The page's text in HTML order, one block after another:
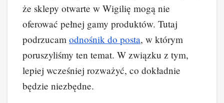
że sklepy otwarte w Wigilię mogą nie
oferować pełnej gamy produktów. Tutaj
podrzucam odnośnik do posta, w którym
poruszyliśmy ten temat. W związku z tym,
lepiej wcześniej rozważyć, co dokładnie
będzie niezbędne.